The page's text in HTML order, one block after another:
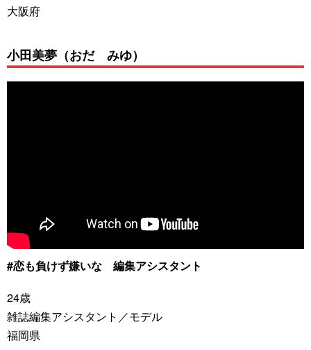
大阪府
小田美夢（おだ みゆ）
#恋も負けず嫌いな 編集アシスタント
24歳
雑誌編集アシスタント／モデル
福岡県